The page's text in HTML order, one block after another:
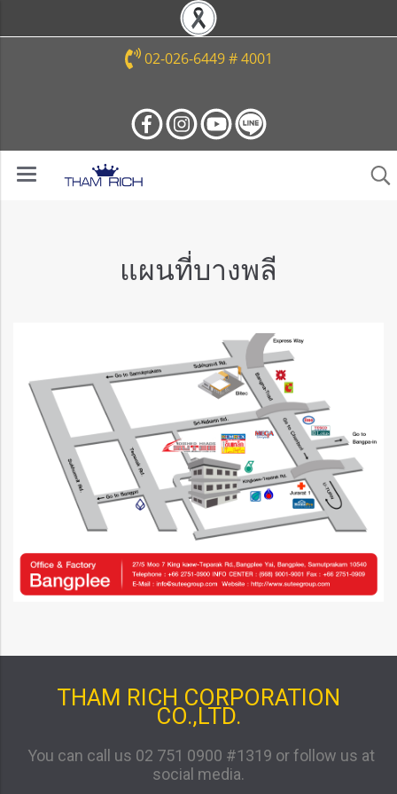
02-026-6449 # 4001
แผนที่บางพลี
THAM RICH CORPORATION
CO.,LTD.
You can call us 02 751 0900 #1319 or follow us at
social media.